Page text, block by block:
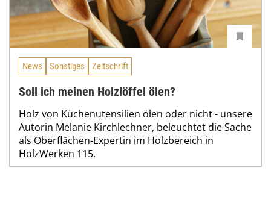
News Sonstiges Zeitschrift
Soll ich meinen Holzlöffel ölen?
Holz von Küchenutensilien ölen oder nicht - unsere
Autorin Melanie Kirchlechner, beleuchtet die Sache
als Oberflächen-Expertin im Holzbereich in
HolzWerken 115.